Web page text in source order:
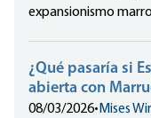
expansionismo
¿Qué pasaría si
abierta con
08/03/2026• Mises